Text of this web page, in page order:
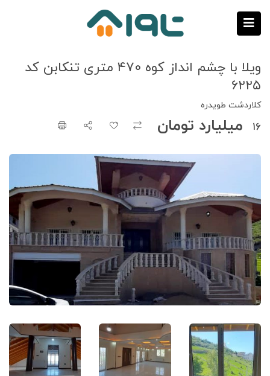
ویلا با چشم انداز کوه ۴۷۰ متری تنکابن کد
۶۲۲۵
کلاردشت طویدره
۱۶ ‌ ‍ ‌‌‌‌میلیارد تومان